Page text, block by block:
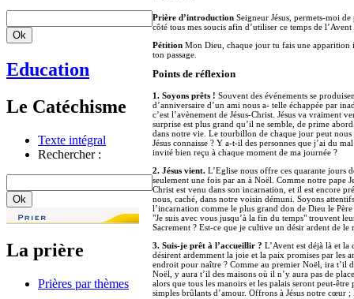
Education
Le Catéchisme
Texte intégral
Rechercher :
La prière
Prières par thèmes
Prière d’introduction Seigneur Jésus, permets-moi
côté tous mes soucis afin d’utiliser ce temps de
Pétition Mon Dieu, chaque jour tu fais une apparition
ton passage.
Points de réflexion
1. Soyons prêts ! Souvent des événements se
d’anniversaire d’un ami nous a- telle échappée par
c’est l’avènement de Jésus-Christ. Jésus va
surprise est plus grand qu’il ne semble, de prime
dans notre vie. Le tourbillon de chaque jour peut nous
Jésus connaisse ? Y a-t-il des personnes que j’ai du
invité bien reçu à chaque moment de ma journée ?
2. Jésus vient. L’Eglise nous offre ces quarante jours
seulement une fois par an à Noël. Comme notre pape
Christ est venu dans son incarnation, et il est encore
nous, caché, dans notre voisin démuni. Soyons
l’incarnation comme le plus grand don de Dieu le
"Je suis avec vous jusqu’à la fin du temps" trouvent
Sacrement ? Est-ce que je cultive un désir ardent de le
3. Suis-je prêt à l’accueillir ? L’Avent est déjà là et la
désirent ardemment la joie et la paix promises par les
endroit pour naître ? Comme au premier Noël, ira t’il
Noël, y aura t’il des maisons où il n’y aura pas de
alors que tous les manoirs et les palais seront peut-
simples brûlants d’amour. Offrons à Jésus notre cœur